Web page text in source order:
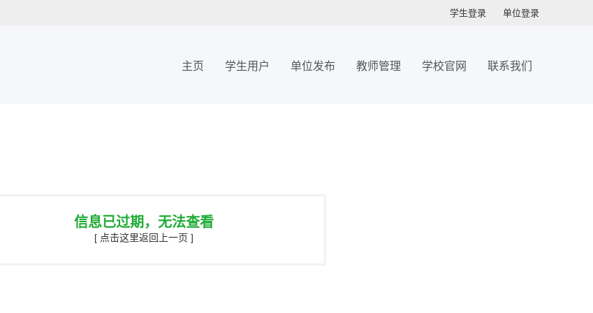
学生登录 单位登录
主页 学生用户 单位发布 教师管理 学校官网 联系我们
信息已过期，无法查看
[ 点击这里返回上一页 ]